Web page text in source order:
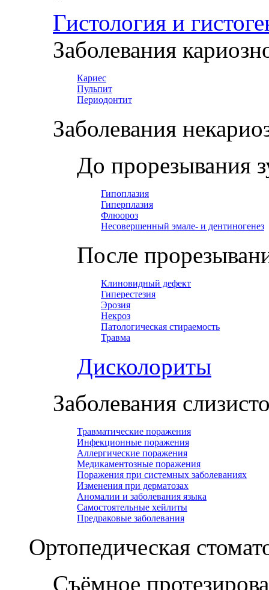
Гистология и
Заболевания
Кариес
Пульпит
Периодонтит
Заболевания
До прорезывания
Гипоплазия
Гиперплазия
Флюороз
Несовершенный эмале- и дентиногенез
После
Клиновидный дефект
Гиперестезия
Эрозия
Некроз
Патологическая стираемость
Травма
Дисколориты
Заболевания
Травматические поражения
Инфекционные поражения
Аллергические поражения
Медикаментозные поражения
Поражения при системных заболеваниях
Изменения при дерматозах
Аномалии и заболевания языка
Самостоятельные хейлиты
Предраковые заболевания
Ортопедическая
Съёмное